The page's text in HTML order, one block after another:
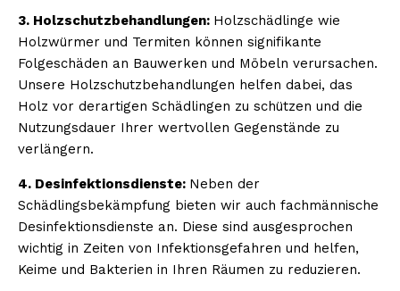
3. Holzschutzbehandlungen: Holzschädlinge wie
Holzwürmer und Termiten können signifikante
Folgeschäden an Bauwerken und Möbeln verursachen.
Unsere Holzschutzbehandlungen helfen dabei, das
Holz vor derartigen Schädlingen zu schützen und die
Nutzungsdauer Ihrer wertvollen Gegenstände zu
verlängern.
4. Desinfektionsdienste: Neben der
Schädlingsbekämpfung bieten wir auch fachmännische
Desinfektionsdienste an. Diese sind ausgesprochen
wichtig in Zeiten von Infektionsgefahren und helfen,
Keime und Bakterien in Ihren Räumen zu reduzieren.